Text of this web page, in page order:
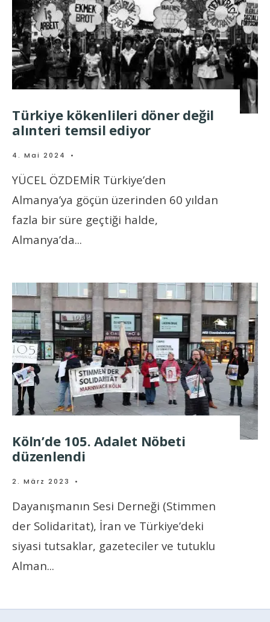
Türkiye kökenlileri döner değil
alınteri temsil ediyor
4. Mai 2024 •
YÜCEL ÖZDEMİR Türkiye’den
Almanya’ya göçün üzerinden 60 yıldan
fazla bir süre geçtiği halde,
Almanya’da...
Köln’de 105. Adalet Nöbeti
düzenlendi
2. März 2023 •
Dayanışmanın Sesi Derneği (Stimmen
der Solidaritat), İran ve Türkiye’deki
siyasi tutsaklar, gazeteciler ve tutuklu
Alman...